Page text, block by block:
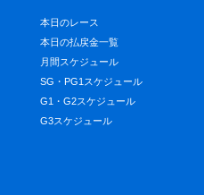
本日のレース
本日の払戻金一覧
月間スケジュール
SG・PG1スケジュール
G1・G2スケジュール
G3スケジュール